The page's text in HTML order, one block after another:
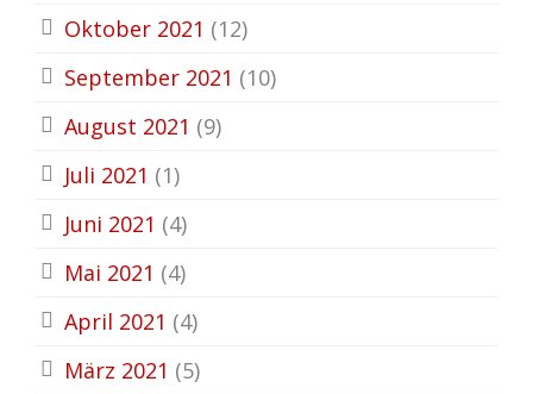
Oktober 2021 (12)
September 2021 (10)
August 2021 (9)
Juli 2021 (1)
Juni 2021 (4)
Mai 2021 (4)
April 2021 (4)
März 2021 (5)